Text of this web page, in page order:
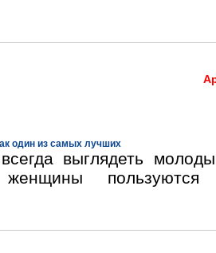
один из самых лучших
выглядеть
пользуются